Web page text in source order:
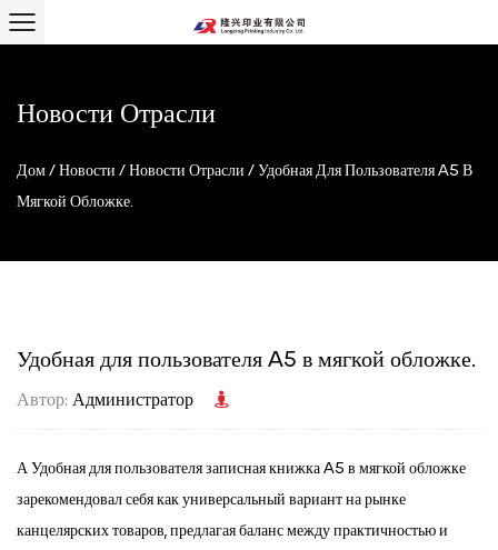
Новости Отрасли
Дом / Новости / Новости Отрасли / Удобная Для Пользователя A5 ​​в
Мягкой Обложке.
Удобная для пользователя A5 ​​в мягкой обложке.
Автор: Администратор
А Удобная для пользователя записная книжка A5 в мягкой обложке
зарекомендовал себя как универсальный вариант на рынке
канцелярских товаров, предлагая баланс между практичностью и